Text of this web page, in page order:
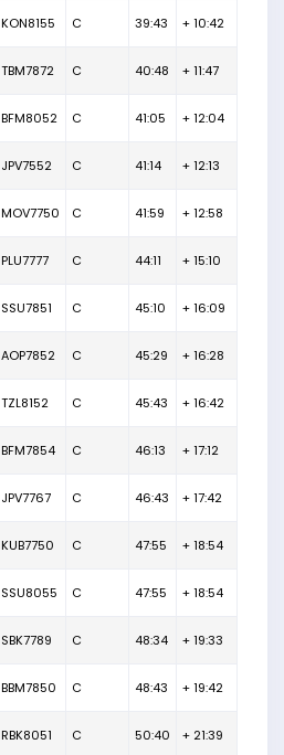
KON8155 C 39:43 + 10:42
TBM7872 C 40:48 + 11:47
BFM8052 C 41:05 + 12:04
JPV7552 C 41:14 + 12:13
MOV7750 C 41:59 + 12:58
PLU7777 C 44:11 + 15:10
SSU7851 C 45:10 + 16:09
AOP7852 C 45:29 + 16:28
TZL8152 C 45:43 + 16:42
BFM7854 C 46:13 + 17:12
JPV7767 C 46:43 + 17:42
KUB7750 C 47:55 + 18:54
SSU8055 C 47:55 + 18:54
SBK7789 C 48:34 + 19:33
BBM7850 C 48:43 + 19:42
RBK8051 C 50:40 + 21:39